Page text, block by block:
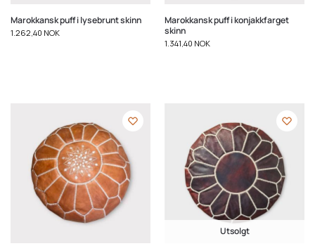
Marokkansk puff i lysebrunt skinn
1.262,40 NOK
Marokkansk puff i konjakkfarget
skinn
1.341,40 NOK
Utsolgt